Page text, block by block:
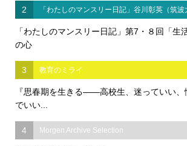
2 「わたしのマンスリー日記」谷川彰英（筑波
「わたしのマンスリー日記」第7・８回「
の心
3 教育のミライ
『思春期を生きる――高校生、迷っていい、
でいい...
4 Morgen Archive Selection